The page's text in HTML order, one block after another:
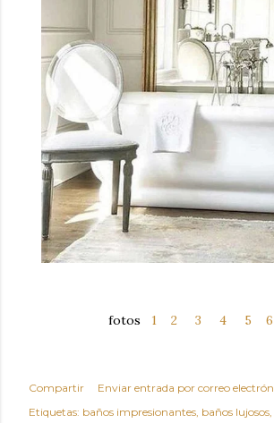
fotos 1 2 3 4 5 6
Compartir
Enviar entrada por correo
Etiquetas: baños impresionantes baños lujosos